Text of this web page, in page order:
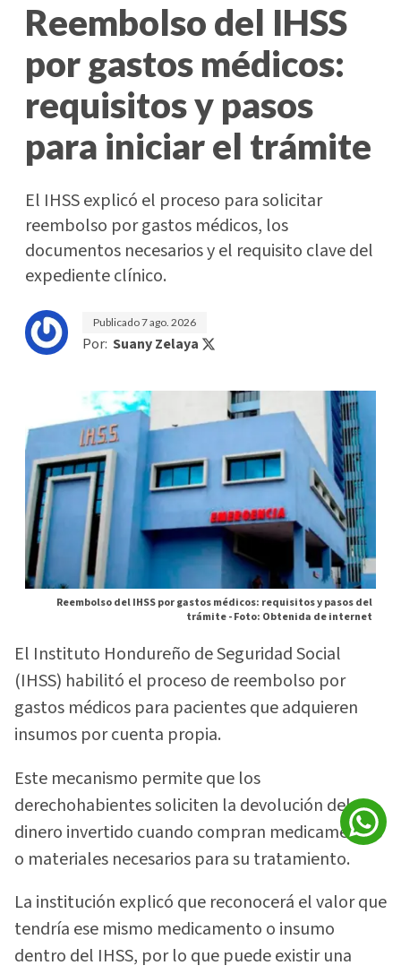
Reembolso del IHSS
por gastos médicos:
requisitos y pasos
para iniciar el trámite
El IHSS explicó el proceso para solicitar
reembolso por gastos médicos, los
documentos necesarios y el requisito clave del
expediente clínico.
Publicado7 ago. 2026
Por: Suany Zelaya
Reembolso del IHSS por gastos médicos: requisitos y pasos del
trámite -Foto: Obtenida de internet
El Instituto Hondureño de Seguridad Social
(IHSS) habilitó el proceso de reembolso por
gastos médicos para pacientes que adquieren
insumos por cuenta propia.
Este mecanismo permite que los
derechohabientes soliciten la devolución del
dinero invertido cuando compran medicamentos
o materiales necesarios para su tratamiento.
La institución explicó que reconocerá el valor que
tendría ese mismo medicamento o insumo
dentro del IHSS, por lo que puede existir una